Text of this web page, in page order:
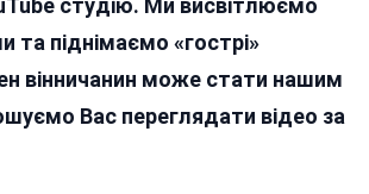
студію. Ми висвітлюємо
та піднімаємо «гострі»
вінничанин може стати нашим
Вас переглядати відео за